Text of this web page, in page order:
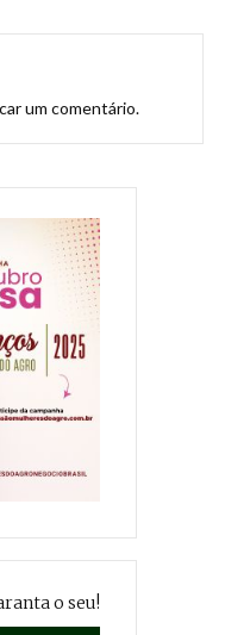
um comentário.
o seu!